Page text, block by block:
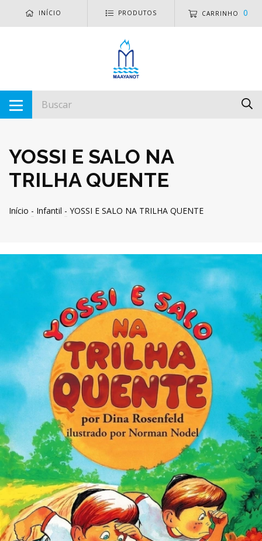
INÍCIO PRODUTOS CARRINHO 0
YOSSI E SALO NA
TRILHA QUENTE
Início - Infantil - YOSSI E SALO NA TRILHA QUENTE